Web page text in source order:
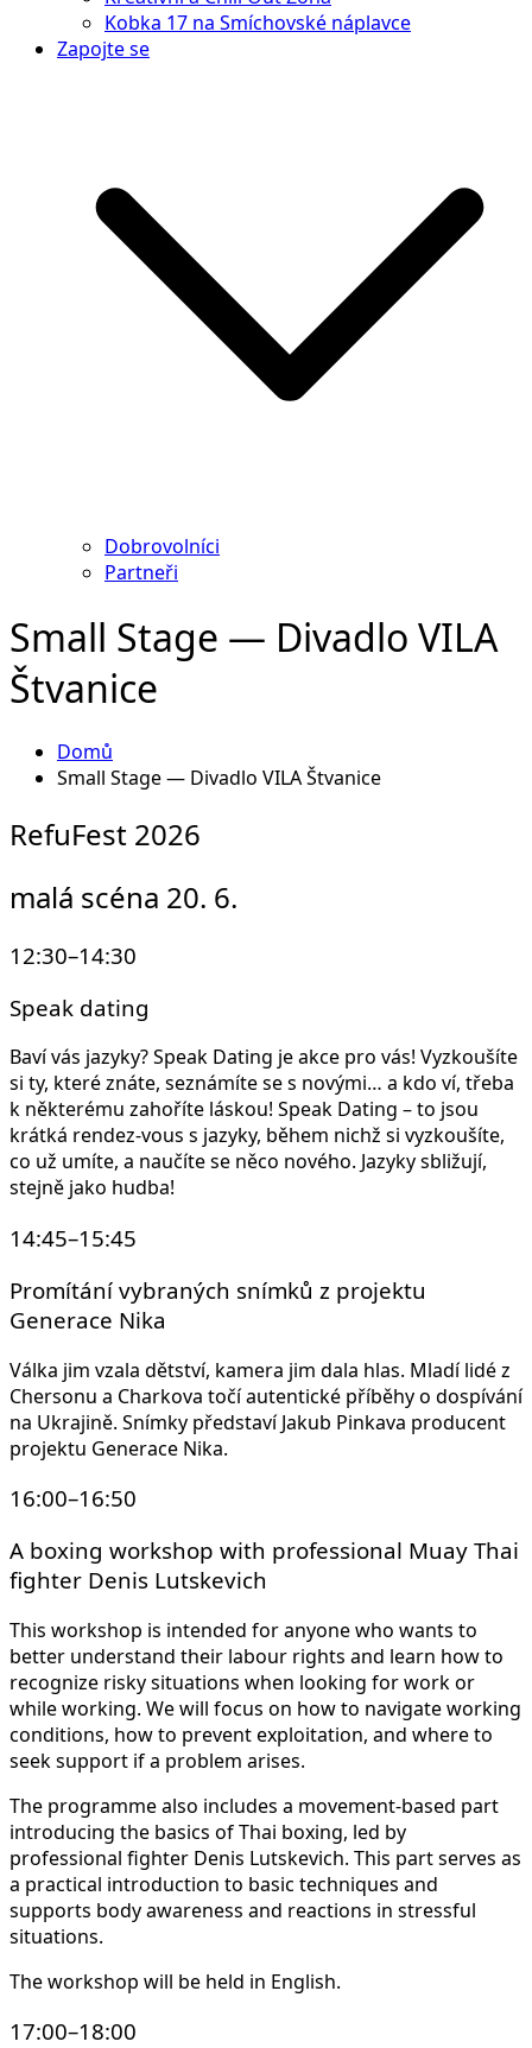
Kobka 17 na Smíchovské náplavce
Zapojte se
Dobrovolníci
Partneři
Small Stage — Divadlo VILA
Štvanice
Domů
Small Stage — Divadlo VILA Štvanice
RefuFest 2026
malá scéna 20. 6.
12:30–14:30
Speak dating
Baví vás jazyky? Speak Dating je akce pro vás! Vyzkoušíte
si ty, které znáte, seznámíte se s novými… a kdo ví, třeba
k některému zahoříte láskou! Speak Dating – to jsou
krátká rendez-vous s jazyky, během nichž si vyzkoušíte,
co už umíte, a naučíte se něco nového. Jazyky sbližují,
stejně jako hudba!
14:45–15:45
Promítání vybraných snímků z projektu
Generace Nika
Válka jim vzala dětství, kamera jim dala hlas. Mladí lidé z
Chersonu a Charkova točí autentické příběhy o dospívání
na Ukrajině. Snímky představí Jakub Pinkava producent
projektu Generace Nika.
16:00–16:50
A boxing workshop with professional Muay Thai
fighter Denis Lutskevich
This workshop is intended for anyone who wants to
better understand their labour rights and learn how to
recognize risky situations when looking for work or
while working. We will focus on how to navigate working
conditions, how to prevent exploitation, and where to
seek support if a problem arises.
The programme also includes a movement-based part
introducing the basics of Thai boxing, led by
professional fighter Denis Lutskevich. This part serves as
a practical introduction to basic techniques and
supports body awareness and reactions in stressful
situations.
The workshop will be held in English.
17:00–18:00